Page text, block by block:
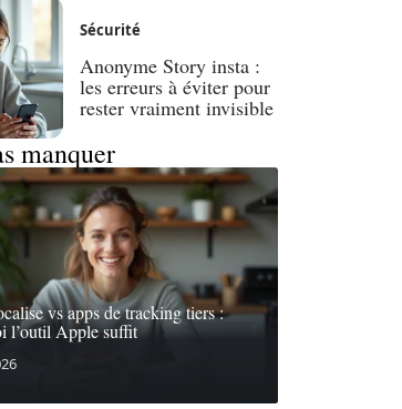
Sécurité
Anonyme Story insta :
les erreurs à éviter pour
rester vraiment invisible
manquer
vs apps de tracking tiers :
l’outil Apple suffit